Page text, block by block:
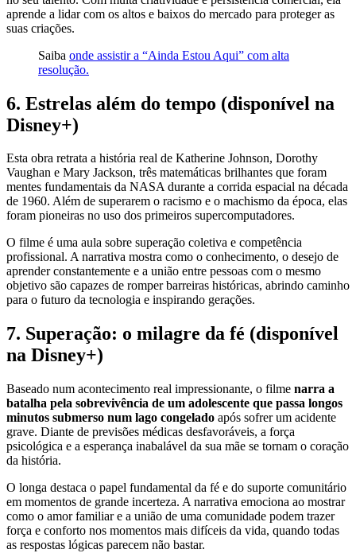
aprende a lidar com os altos e baixos do mercado para proteger as
suas criações.
Saiba onde assistir a “Ainda Estou Aqui” com alta
resolução.
6. Estrelas além do tempo (disponível na
Disney+)
Esta obra retrata a história real de Katherine Johnson, Dorothy
Vaughan e Mary Jackson, três matemáticas brilhantes que foram
mentes fundamentais da NASA durante a corrida espacial na década
de 1960. Além de superarem o racismo e o machismo da época, elas
foram pioneiras no uso dos primeiros supercomputadores.
O filme é uma aula sobre superação coletiva e competência
profissional. A narrativa mostra como o conhecimento, o desejo de
aprender constantemente e a união entre pessoas com o mesmo
objetivo são capazes de romper barreiras históricas, abrindo caminho
para o futuro da tecnologia e inspirando gerações.
7. Superação: o milagre da fé (disponível
na Disney+)
Baseado num acontecimento real impressionante, o filme narra a
batalha pela sobrevivência de um adolescente que passa longos
minutos submerso num lago congelado após sofrer um acidente
grave. Diante de previsões médicas desfavoráveis, a força
psicológica e a esperança inabalável da sua mãe se tornam o coração
da história.
O longa destaca o papel fundamental da fé e do suporte comunitário
em momentos de grande incerteza. A narrativa emociona ao mostrar
como o amor familiar e a união de uma comunidade podem trazer
força e conforto nos momentos mais difíceis da vida, quando todas
as respostas lógicas parecem não bastar.